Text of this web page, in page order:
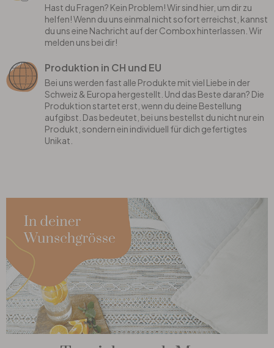
Hast du Fragen? Kein Problem! Wir sind hier, um dir zu
helfen! Wenn du uns einmal nicht sofort erreichst, kannst
du uns eine Nachricht auf der Combox hinterlassen. Wir
melden uns bei dir!
Produktion in CH und EU
Bei uns werden fast alle Produkte mit viel Liebe in der
Schweiz & Europa hergestellt. Und das Beste daran? Die
Produktion startet erst, wenn du deine Bestellung
aufgibst. Das bedeutet, bei uns bestellst du nicht nur ein
Produkt, sondern ein individuell für dich gefertigtes
Unikat.